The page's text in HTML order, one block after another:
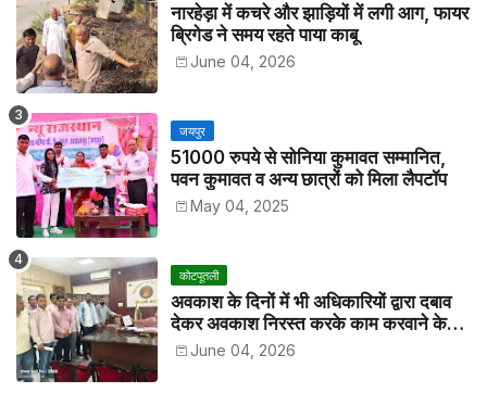
नारहेड़ा में कचरे और झाड़ियों में लगी आग, फायर
ब्रिगेड ने समय रहते पाया काबू
June 04, 2026
जयपुर
51000 रुपये से सोनिया कुमावत सम्मानित,
पवन कुमावत व अन्य छात्रों को मिला लैपटॉप
May 04, 2025
कोटपूतली
अवकाश के दिनों में भी अधिकारियों द्वारा दबाव
देकर अवकाश निरस्त करके काम करवाने के
विरोध में कर्मचारियों ने जिला कलेक्टर को सीएस
के नाम दिया ज्ञापन
June 04, 2026